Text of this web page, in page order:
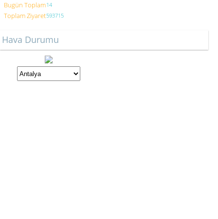
Bugün Toplam14
Toplam Ziyaret593715
Hava Durumu